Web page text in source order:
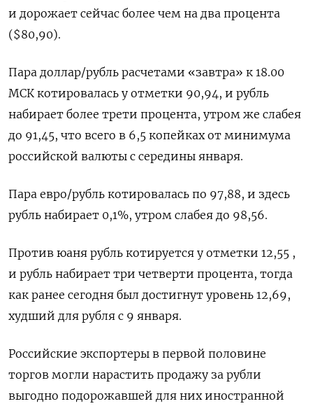
и дорожает сейчас более чем на два процента
($80,90).
Пара доллар/рубль расчетами «завтра» к 18.00
МСК котировалась у отметки 90,94, и рубль
набирает более трети процента, утром же слабея
до 91,45, что всего в 6,5 копейках от минимума
российской валюты с середины января.
Пара евро/рубль котировалась по 97,88, и здесь
рубль набирает 0,1%, утром слабея до 98,56.
Против юаня рубль котируется у отметки 12,55 ,
и рубль набирает три четверти процента, тогда
как ранее сегодня был достигнут уровень 12,69,
худший для рубля с 9 января.
Российские экспортеры в первой половине
торгов могли нарастить продажу за рубли
выгодно подорожавшей для них иностранной